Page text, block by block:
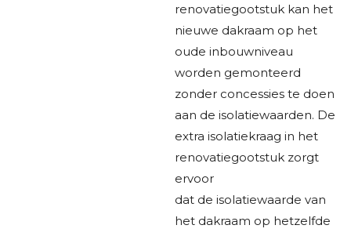
renovatiegootstuk kan het
nieuwe dakraam op het
oude inbouwniveau
worden gemonteerd
zonder concessies te doen
aan de isolatiewaarden. De
extra isolatiekraag in het
renovatiegootstuk zorgt
ervoor
dat de isolatiewaarde van
het dakraam op hetzelfde